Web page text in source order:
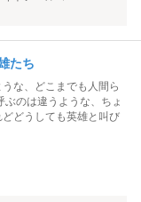
たち
な、どこまでも人間ら
のは違うような、ちょ
どうしても英雄と叫び